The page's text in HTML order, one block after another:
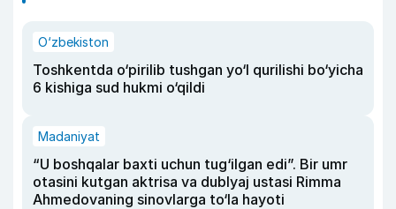
O‘zbekiston
Toshkentda o‘pirilib tushgan yo‘l qurilishi bo‘yicha
6 kishiga sud hukmi o‘qildi
Madaniyat
“U boshqalar baxti uchun tug‘ilgan edi”. Bir umr
otasini kutgan aktrisa va dublyaj ustasi Rimma
Ahmedovaning sinovlarga to‘la hayoti